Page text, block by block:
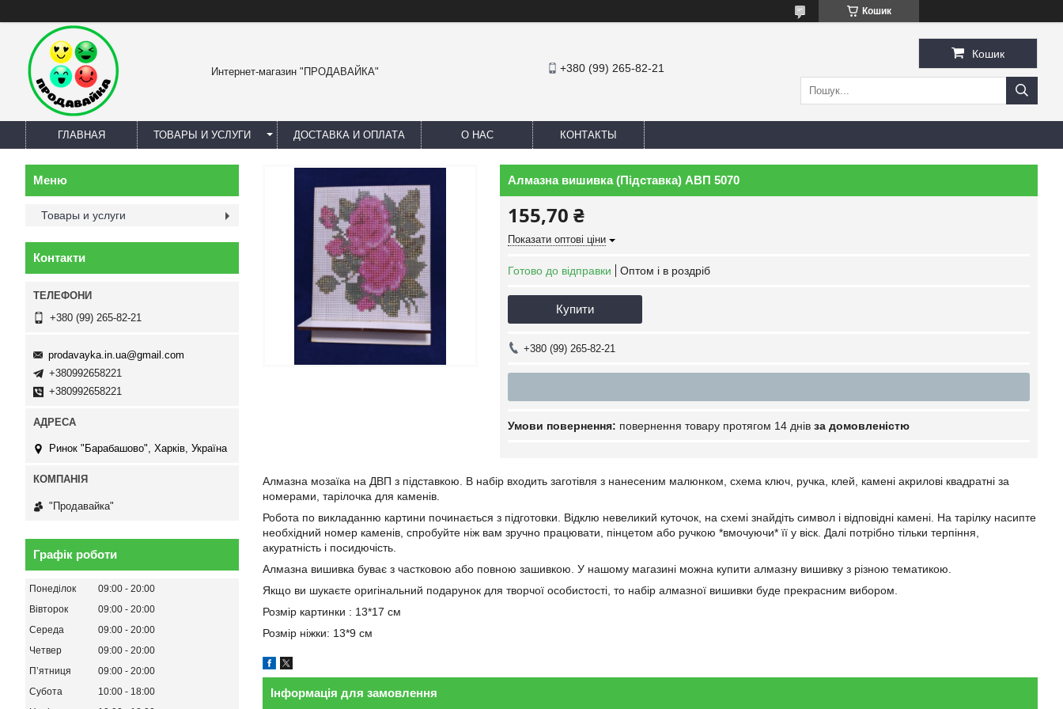
Кошик
Интернет-магазин "ПРОДАВАЙКА" +380 (99) 265-82-21
Кошик
ГЛАВНАЯ ТОВАРЫ И УСЛУГИ ДОСТАВКА И ОПЛАТА О НАС КОНТАКТЫ
Алмазна вишивка (Підставка) АВП 5070
155,70 ₴
Показати оптові ціни
Готово до відправки Оптом і в роздріб
Купити
+380 (99) 265-82-21
повернення товару протягом 14 днів за домовленістю
Алмазна мозаїка на ДВП з підставкою. В набір входить заготівля з нанесеним малюнком, схема ключ, ручка, клей, камені акрилові квадратні за
номерами, тарілочка для каменів.
Робота по викладанню картини починається з підготовки. Відклю невеликий куточок, на схемі знайдіть символ і відповідні камені. На тарілку насипте
необхідний номер каменів, спробуйте ніж вам зручно працювати, пінцетом або ручкою *вмочуючи* її у віск. Далі потрібно тільки терпіння,
акуратність і посидючість.
Алмазна вишивка буває з частковою або повною зашивкою. У нашому магазині можна купити алмазну вишивку з різною тематикою.
Якщо ви шукаєте оригінальний подарунок для творчої особистості, то набір алмазної вишивки буде прекрасним вибором.
Розмір картинки : 13*17 см
Розмір ніжки: 13*9 см
Інформація для замовлення
Товары и услуги
Контакти
+380 (99) 265-82-21
prodavayka.in.ua@gmail.com
+380992658221
+380992658221
Ринок "Барабашово", Харків, Україна
"Продавайка"
Графік роботи
Понеділок 09:00
20:00
Вівторок
09:00
20:00
Середа
09:00
20:00
Четвер
09:00
20:00
Пʼятниця
09:00
20:00
Субота
10:00
18:00